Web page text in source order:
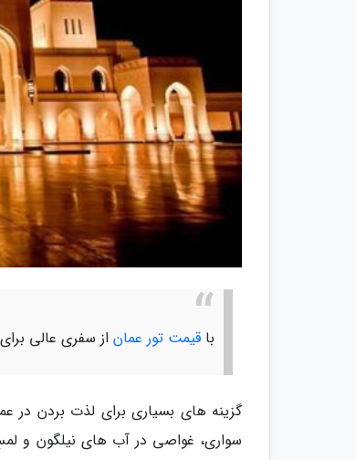
با قیمت تور عمان از سفری عالی
گزینه های بسیاری برای لذت بردن در
سواری، غواصی در آب های نیلگون و